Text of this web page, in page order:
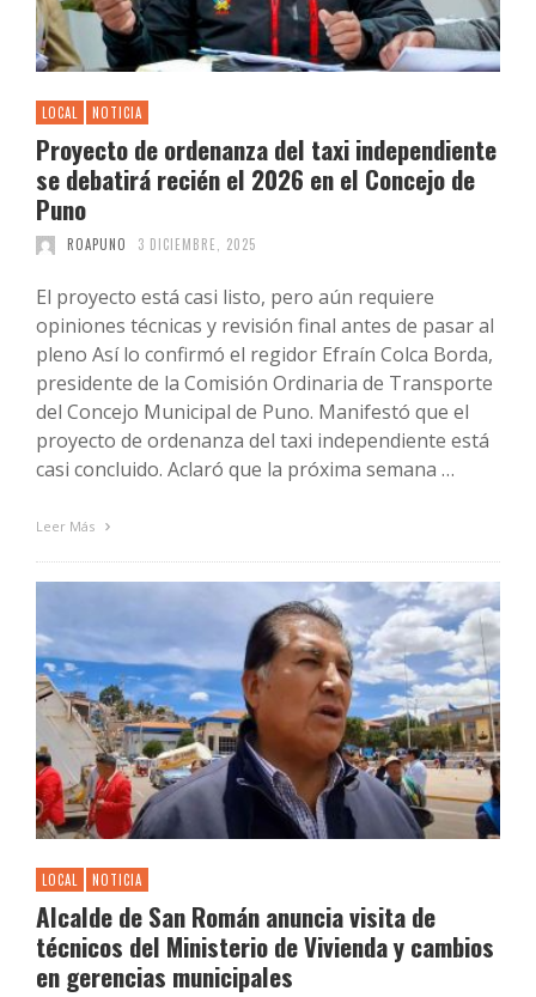
LOCAL NOTICIA
Proyecto de ordenanza del taxi independiente
se debatirá recién el 2026 en el Concejo de
Puno
ROAPUNO 3 DICIEMBRE, 2025
El proyecto está casi listo, pero aún requiere
opiniones técnicas y revisión final antes de pasar al
pleno Así lo confirmó el regidor Efraín Colca Borda,
presidente de la Comisión Ordinaria de Transporte
del Concejo Municipal de Puno. Manifestó que el
proyecto de ordenanza del taxi independiente está
casi concluido. Aclaró que la próxima semana …
Leer Más
LOCAL NOTICIA
Alcalde de San Román anuncia visita de
técnicos del Ministerio de Vivienda y cambios
en gerencias municipales